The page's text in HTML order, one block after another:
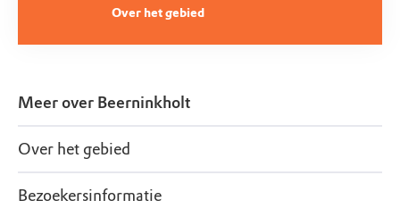
Over het gebied
Meer over Beerninkholt
Over het gebied
Bezoekersinformatie